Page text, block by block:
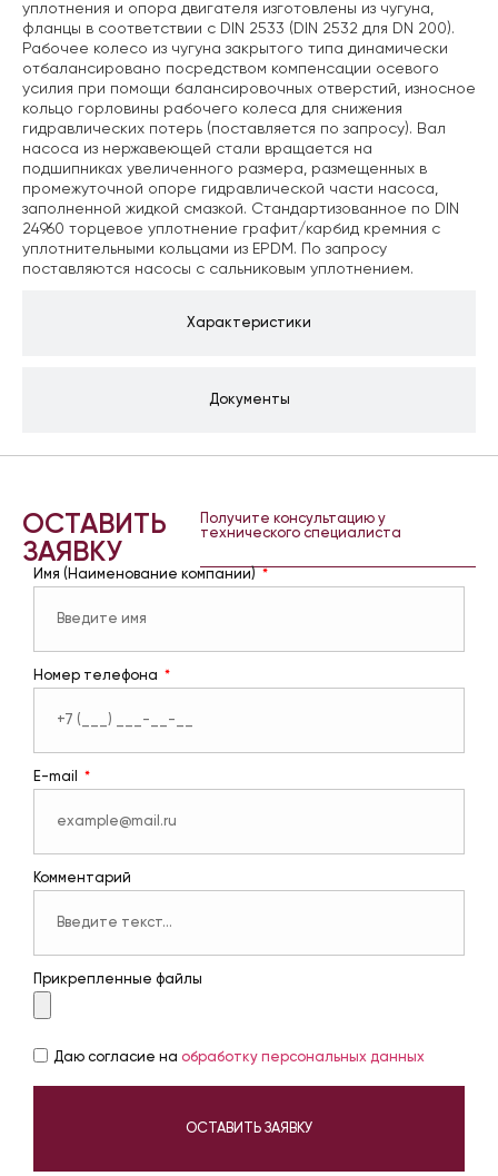
Характеристики
Документы
уплотнения и опора двигателя изготовлены из чугуна,
фланцы в соответствии с DIN 2533 (DIN 2532 для DN 200).
Рабочее колесо из чугуна закрытого типа динамически
отбалансировано посредством компенсации осевого
усилия при помощи балансировочных отверстий, износное
кольцо горловины рабочего колеса для снижения
гидравлических потерь (поставляется по запросу). Вал
насоса из нержавеющей стали вращается на
подшипниках увеличенного размера, размещенных в
промежуточной опоре гидравлической части насоса,
заполненной жидкой смазкой. Стандартизованное по DIN
24960 торцевое уплотнение графит/карбид кремния с
уплотнительными кольцами из EPDM. По запросу
поставляются насосы с сальниковым уплотнением.
ОСТАВИТЬ
ЗАЯВКУ
Получите консультацию у
технического специалиста
Имя (Наименование компании)
Номер телефона
E-mail
Комментарий
Прикрепленные файлы
Даю согласие на обработку персональных данных
ОСТАВИТЬ ЗАЯВКУ